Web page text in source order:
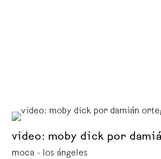
video: moby dick por
moca - los ángeles